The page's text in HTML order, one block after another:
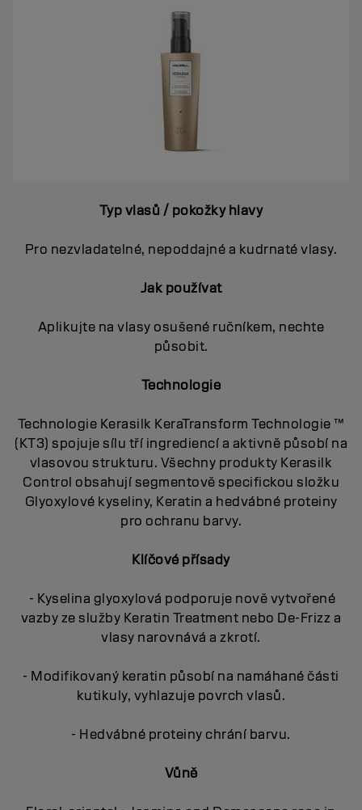
Typ vlasů / pokožky hlavy
Pro nezvladatelné, nepoddajné a kudrnaté vlasy.
Jak používat
Aplikujte na vlasy osušené ručníkem, nechte
působit.
Technologie
Technologie Kerasilk KeraTransform Technologie ™
(KT3) spojuje sílu tří ingrediencí a aktivně působí na
vlasovou strukturu. Všechny produkty Kerasilk
Control obsahují segmentově specifickou složku
Glyoxylové kyseliny, Keratin a hedvábné proteiny
pro ochranu barvy.
Klíčové přísady
- Kyselina glyoxylová podporuje nově vytvořené
vazby ze služby Keratin Treatment nebo De-Frizz a
vlasy narovnává a zkrotí.
- Modifikovaný keratin působí na namáhané části
kutikuly, vyhlazuje povrch vlasů.
- Hedvábné proteiny chrání barvu.
Vůně